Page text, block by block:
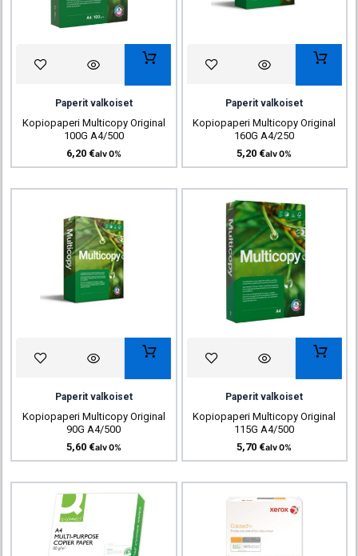
Paperit valkoiset
Kopiopaperi Multicopy Original
100G A4/500
6,20 €alv 0%
Paperit valkoiset
Kopiopaperi Multicopy Original
160G A4/250
5,20 €alv 0%
Paperit valkoiset
Kopiopaperi Multicopy Original
90G A4/500
5,60 €alv 0%
Paperit valkoiset
Kopiopaperi Multicopy Original
115G A4/500
5,70 €alv 0%